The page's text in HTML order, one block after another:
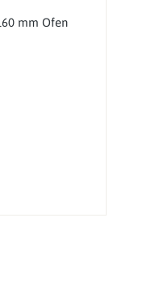
mm Ofen